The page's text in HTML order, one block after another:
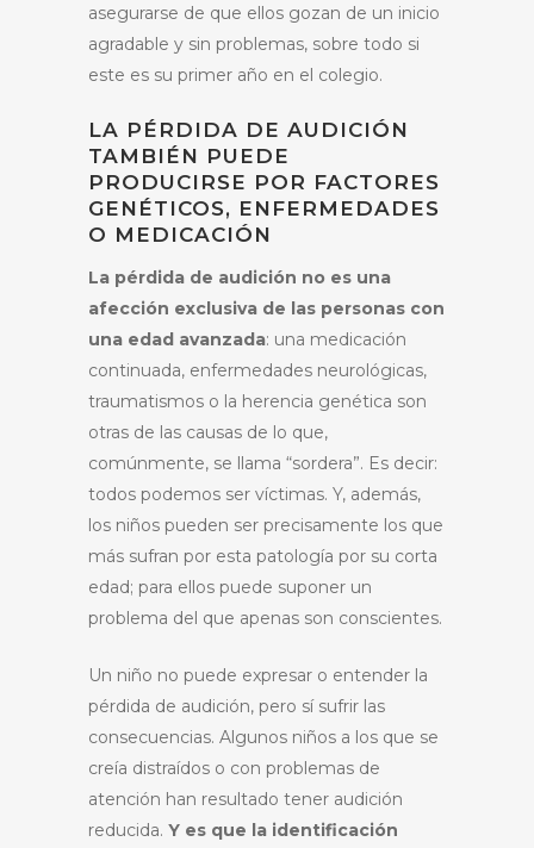
asegurarse de que ellos gozan de un inicio
agradable y sin problemas, sobre todo si
este es su primer año en el colegio.
LA PÉRDIDA DE AUDICIÓN
TAMBIÉN PUEDE
PRODUCIRSE POR FACTORES
GENÉTICOS, ENFERMEDADES
O MEDICACIÓN
La pérdida de audición no es una
afección exclusiva de las personas con
una edad avanzada: una medicación
continuada, enfermedades neurológicas,
traumatismos o la herencia genética son
otras de las causas de lo que,
comúnmente, se llama “sordera”. Es decir:
todos podemos ser víctimas. Y, además,
los niños pueden ser precisamente los que
más sufran por esta patología por su corta
edad; para ellos puede suponer un
problema del que apenas son conscientes.
Un niño no puede expresar o entender la
pérdida de audición, pero sí sufrir las
consecuencias. Algunos niños a los que se
creía distraídos o con problemas de
atención han resultado tener audición
reducida. Y es que la identificación